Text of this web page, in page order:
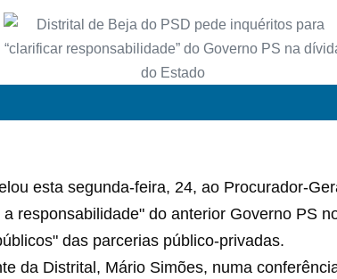
esta segunda-feira, 24, ao Procurador-
responsabilidade" do anterior Governo PS
das parcerias público-privadas.
da Distrital, Mário Simões, numa